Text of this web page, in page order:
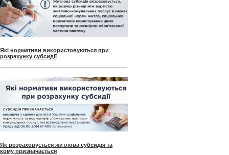
Які нормативи використовуються при
розрахунку субсидії
Як розраховується житлова субсидія та
кому призначається